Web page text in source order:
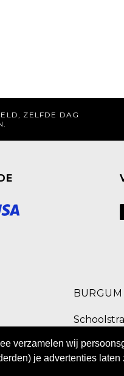
verzamelen wij
je advertenties
ZELFDE DAG
BURGUM
9251 EC
0511 469